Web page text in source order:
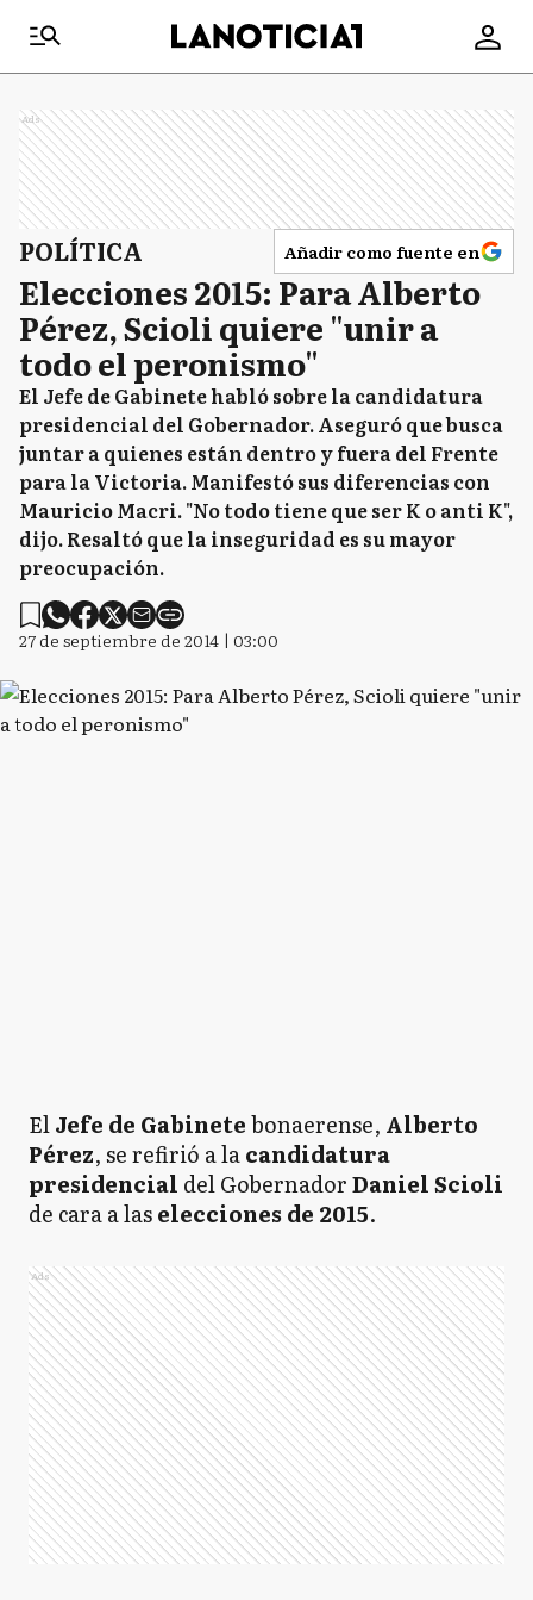
Ads
POLÍTICA Añadir como fuente en
Elecciones 2015: Para Alberto
Pérez, Scioli quiere "unir a
todo el peronismo"
El Jefe de Gabinete habló sobre la candidatura
presidencial del Gobernador. Aseguró que busca
juntar a quienes están dentro y fuera del Frente
para la Victoria. Manifestó sus diferencias con
Mauricio Macri. "No todo tiene que ser K o anti K",
dijo. Resaltó que la inseguridad es su mayor
preocupación.
27 de septiembre de 2014 | 03:00
ElJefe de Gabinetebonaerense, Alberto
Pérez, se refirió a lacandidatura
presidencial del GobernadorDaniel Scioli
de cara a laselecciones de 2015.
Ads